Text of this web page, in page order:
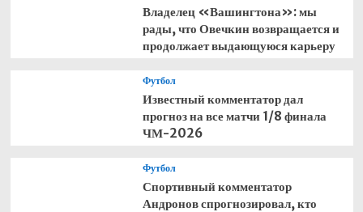
Владелец «Вашингтона»: мы
рады, что Овечкин возвращается и
продолжает выдающуюся карьеру
Футбол
Известный комментатор дал
прогноз на все матчи 1/8 финала
ЧМ-2026
Футбол
Спортивный комментатор
Андронов спрогнозировал, кто